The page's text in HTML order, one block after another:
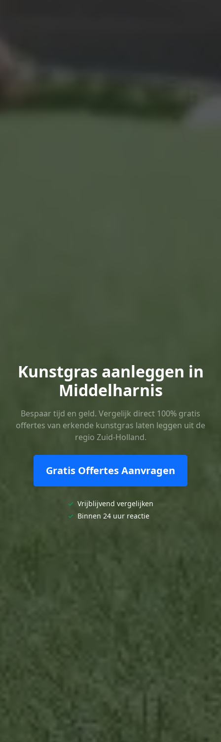
Kunstgras aanleggen in
Middelharnis
Bespaar tijd en geld. Vergelijk direct 100% gratis
offertes van erkende kunstgras laten leggen uit de
regio Zuid-Holland.
Gratis Offertes Aanvragen
✓ Vrijblijvend vergelijken
✓ Binnen 24 uur reactie